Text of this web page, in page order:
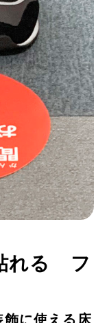
れる フ
に使える床